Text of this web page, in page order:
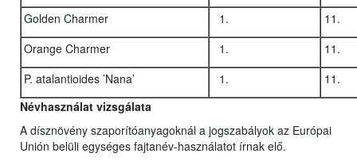
Golden Charmer
Orange Charmer
P. atalantioides ’Nana’
Névhasználat vizsgálata
A dísznövény szaporítóanyagoknál a jogszabályok az Európai
Unión belüli egységes fajtanév-használatot írnak elő.